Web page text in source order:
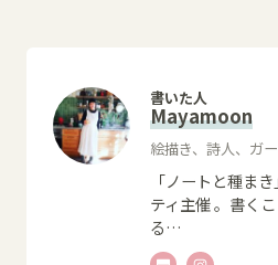
書いた人
Mayamoon
絵描き、詩人、ガ
「ノートと種ま
ティ主催 。書く
る…